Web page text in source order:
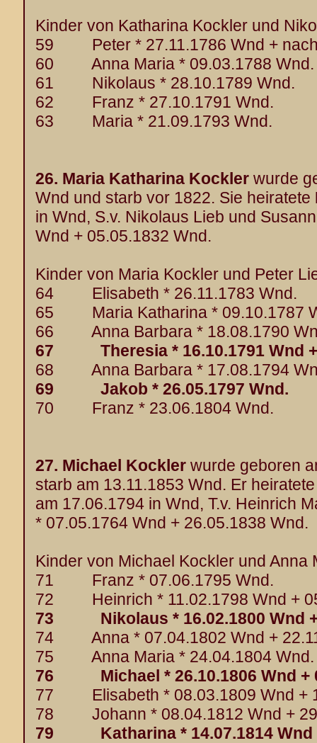
Kinder von Katharina Kockler und
59 Peter * 27.11.1786 Wnd +
60 Anna Maria * 09.03.1788 Wnd.
61 Nikolaus * 28.10.1789 Wnd.
62 Franz * 27.10.1791 Wnd.
63 Maria * 21.09.1793 Wnd.
26. Maria Katharina Kockler wurde
Wnd und starb vor 1822. Sie heiratete
in Wnd, S.v. Nikolaus Lieb und
Wnd + 05.05.1832 Wnd.
Kinder von Maria Kockler und Peter
64 Elisabeth * 26.11.1783 Wnd.
65 Maria Katharina * 09.10.1787
66 Anna Barbara * 18.08.1790
67 Theresia * 16.10.1791 Wnd +
68 Anna Barbara * 17.08.1794
69 Jakob * 26.05.1797 Wnd.
70 Franz * 23.06.1804 Wnd.
27. Michael Kockler wurde geboren
starb am 13.11.1853 Wnd. Er
am 17.06.1794 in Wnd, T.v. Heinrich
* 07.05.1764 Wnd + 26.05.1838 Wnd.
Kinder von Michael Kockler und Anna
71 Franz * 07.06.1795 Wnd.
72 Heinrich * 11.02.1798 Wnd +
73 Nikolaus * 16.02.1800 Wnd +
74 Anna * 07.04.1802 Wnd +
75 Anna Maria * 24.04.1804 Wnd.
76 Michael * 26.10.1806 Wnd +
77 Elisabeth * 08.03.1809 Wnd +
78 Johann * 08.04.1812 Wnd +
79 Katharina * 14.07.1814 Wnd +